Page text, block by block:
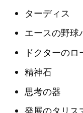
ターディス
エースの野球
ドクターの
精神石
思考の器